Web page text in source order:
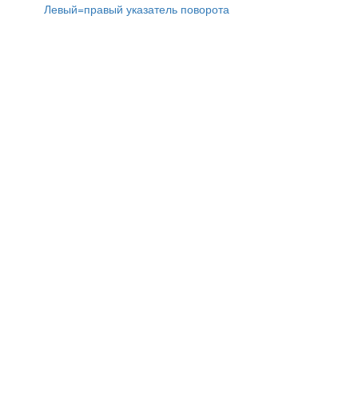
Левый=правый указатель поворота